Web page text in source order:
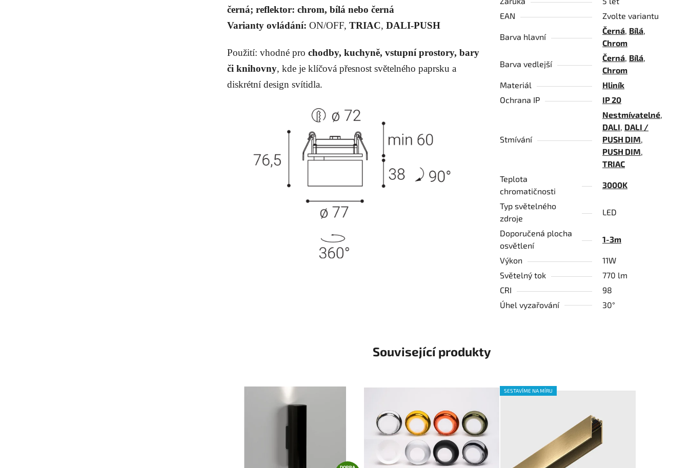
černá; reflektor: chrom, bílá nebo černá
Varianty ovládání: ON/OFF, TRIAC, DALI-PUSH
Použití: vhodné pro chodby, kuchyně, vstupní prostory, bary
či knihovny, kde je klíčová přesnost světelného paprsku a
diskrétní design svítidla.
EAN
Zvolte variantu
Barva hlavní
Černá, Bílá,
Chrom
Barva vedlejší
Černá, Bílá,
Chrom
Materiál
Hliník
Ochrana IP
IP 20
Stmívání
Nestmívatelné,
DALI, DALI /
PUSH DIM,
PUSH DIM,
TRIAC
Teplota
chromatičnosti
3000K
Typ světelného
zdroje
LED
Doporučená plocha
osvětlení
1-3m
Výkon
11W
Světelný tok
770 lm
CRI
98
Úhel vyzařování
30°
Související produkty
SESTAVÍME NA MÍRU